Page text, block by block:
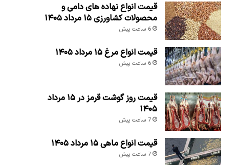
قیمت انواع نهاده های دامی و
محصولات کشاورزی ۱۵ مرداد ۱۴۰۵
6 ساعت پیش
قیمت انواع مرغ ۱۵ مرداد ۱۴۰۵
6 ساعت پیش
قیمت روز گوشت قرمز در ۱۵ مرداد
۱۴۰۵
7 ساعت پیش
قیمت انواع ماهی ۱۵ مرداد ۱۴۰۵
7 ساعت پیش